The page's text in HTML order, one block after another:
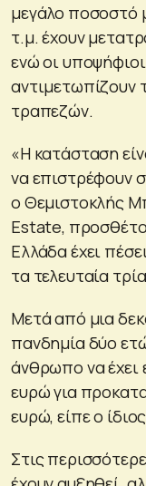
μεγάλο ποσοστό
τ.μ. έχουν
ενώ οι
αντιμετωπίζουν
τραπεζών.
«Η κατάσταση
να επιστρέφουν
ο Θεμιστοκλής
Estate,
Ελλάδα έχει
τα τελευταία
Μετά από μια
πανδημία δύο
άνθρωπο να έχει
ευρώ για
ευρώ, είπε ο
Στις